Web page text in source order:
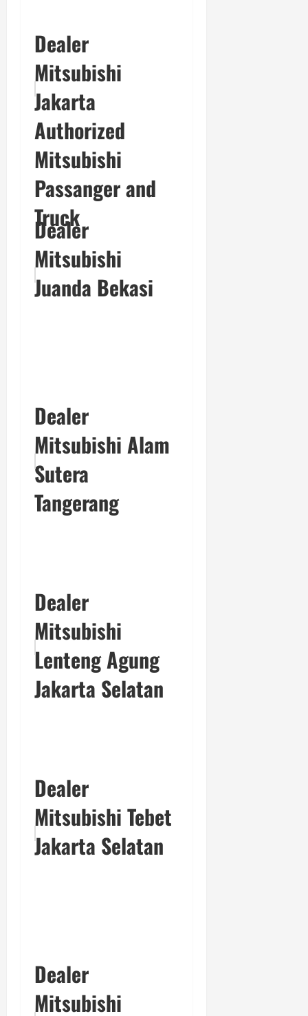
Dealer
Mitsubishi
Jakarta
Authorized
Mitsubishi
Passanger and
Truck
Dealer
Mitsubishi
Juanda Bekasi
Dealer
Mitsubishi Alam
Sutera
Tangerang
Dealer
Mitsubishi
Lenteng Agung
Jakarta Selatan
Dealer
Mitsubishi Tebet
Jakarta Selatan
Dealer
Mitsubishi